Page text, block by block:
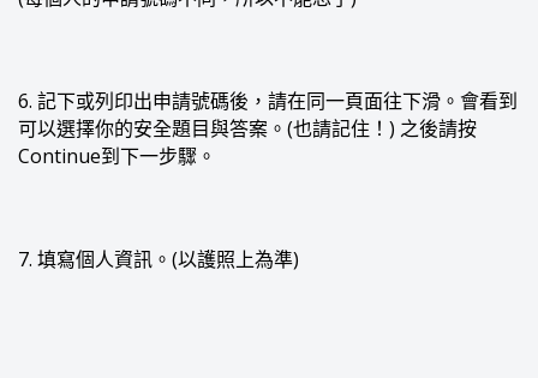
6. 記下或列印出申請號碼後，請在同一頁面往下滑。會看到
可以選擇你的安全題目與答案。(也請記住！) 之後請按
Continue到下一步驟。
7. 填寫個人資訊。(以護照上為準)